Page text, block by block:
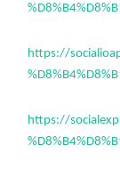
https://
https://